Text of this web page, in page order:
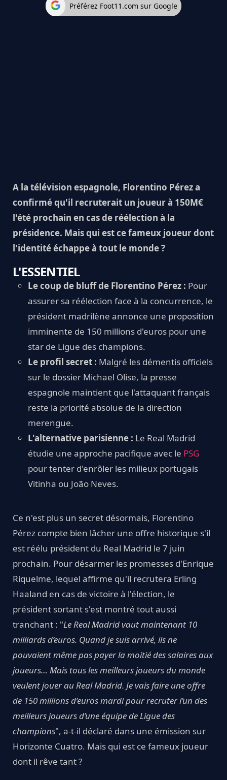
Préférez Foot11.com sur Google
A la télévision espagnole, Florentino Pérez a
confirmé qu'il recruterait un joueur à 150M€
l'été prochain en cas de réélection à la
présidence. Mais qui est ce fameux joueur dont
l'identité échappe à tout le monde ?
L'ESSENTIEL
Le coup de bluff de Florentino Pérez : Pour
assurer sa réélection face à la concurrence, le
président madrilène annonce une proposition
imminente de 150 millions d'euros pour une
star de Ligue des champions.
Le profil secret : Malgré les démentis officiels
sur le dossier Michael Olise, la presse
espagnole maintient que l'attaquant français
reste la priorité absolue de la direction
merengue.
L'alternative parisienne : Le Real Madrid
étudie une approche pacifique avec le PSG
pour tenter d'enrôler les milieux portugais
Vitinha ou João Neves.
Ce n'est plus un secret désormais, Florentino
Pérez compte bien lâcher une offre historique s'il
est réélu président du Real Madrid le 7 juin
prochain. Pour désarmer les promesses d'Enrique
Riquelme, lequel affirme qu'il recrutera Erling
Haaland en cas de victoire à l'élection, le
président sortant s'est montré tout aussi
tranchant : "Le Real Madrid vaut maintenant 10
milliards d’euros. Quand je suis arrivé, ils ne
pouvaient même pas payer la moitié des salaires aux
joueurs… Mais tous les meilleurs joueurs du monde
veulent jouer au Real Madrid. Je vais faire une offre
de 150 millions d’euros mardi pour recruter l’un des
meilleurs joueurs d’une équipe de Ligue des
champions", a-t-il déclaré dans une émission sur
Horizonte Cuatro. Mais qui est ce fameux joueur
dont il rêve tant ?